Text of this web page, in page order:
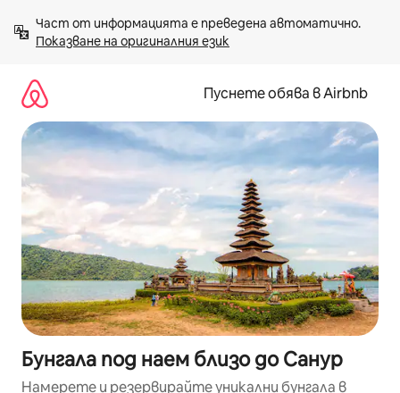
към
съдържанието
Показване на оригиналния език
Пуснете обява в Airbnb
Бунгала под наем близо до Санур
Намерете и резервирайте уникални бунгала в